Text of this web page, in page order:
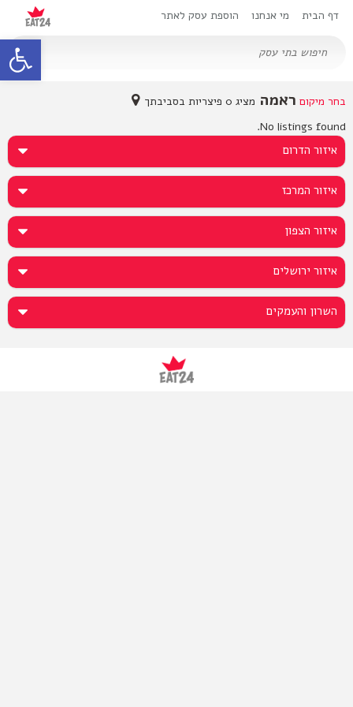
דף הבית מי אנחנו הוספת עסק לאתר
ראמה בחר מיקום
No listings found.
איזור הדרום
איזור המרכז
איזור הצפון
איזור ירושלים
השרון והעמקים